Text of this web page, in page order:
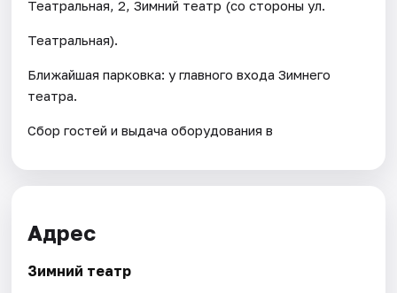
Театральная, 2, Зимний театр (со стороны ул.
Театральная).
Ближайшая парковка: у главного входа Зимнего
театра.
Сбор гостей и выдача оборудования в
Адрес
Зимний театр